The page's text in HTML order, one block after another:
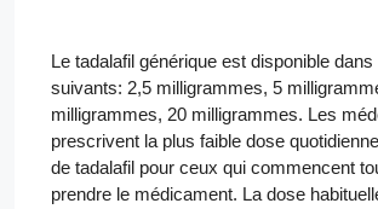
Le tadalafil générique est disponible
suivants: 2,5 milligrammes, 5
milligrammes, 20 milligrammes. Les
prescrivent la plus faible dose
de tadalafil pour ceux qui commencent
prendre le médicament. La dose